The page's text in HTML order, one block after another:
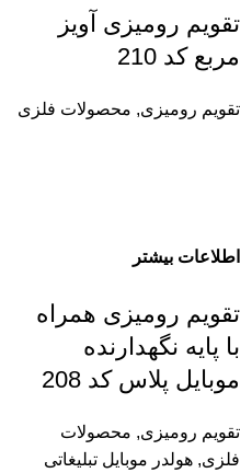
تقویم رومیزی آویز
مربع کد 210
تقویم رومیزی, محصولات فلزی
اطلاعات بیشتر
تقویم رومیزی همراه
با پایه نگهدارنده
موبایل پلاس کد 208
تقویم رومیزی, محصولات
فلزی, هولدر موبایل تبلیغاتی